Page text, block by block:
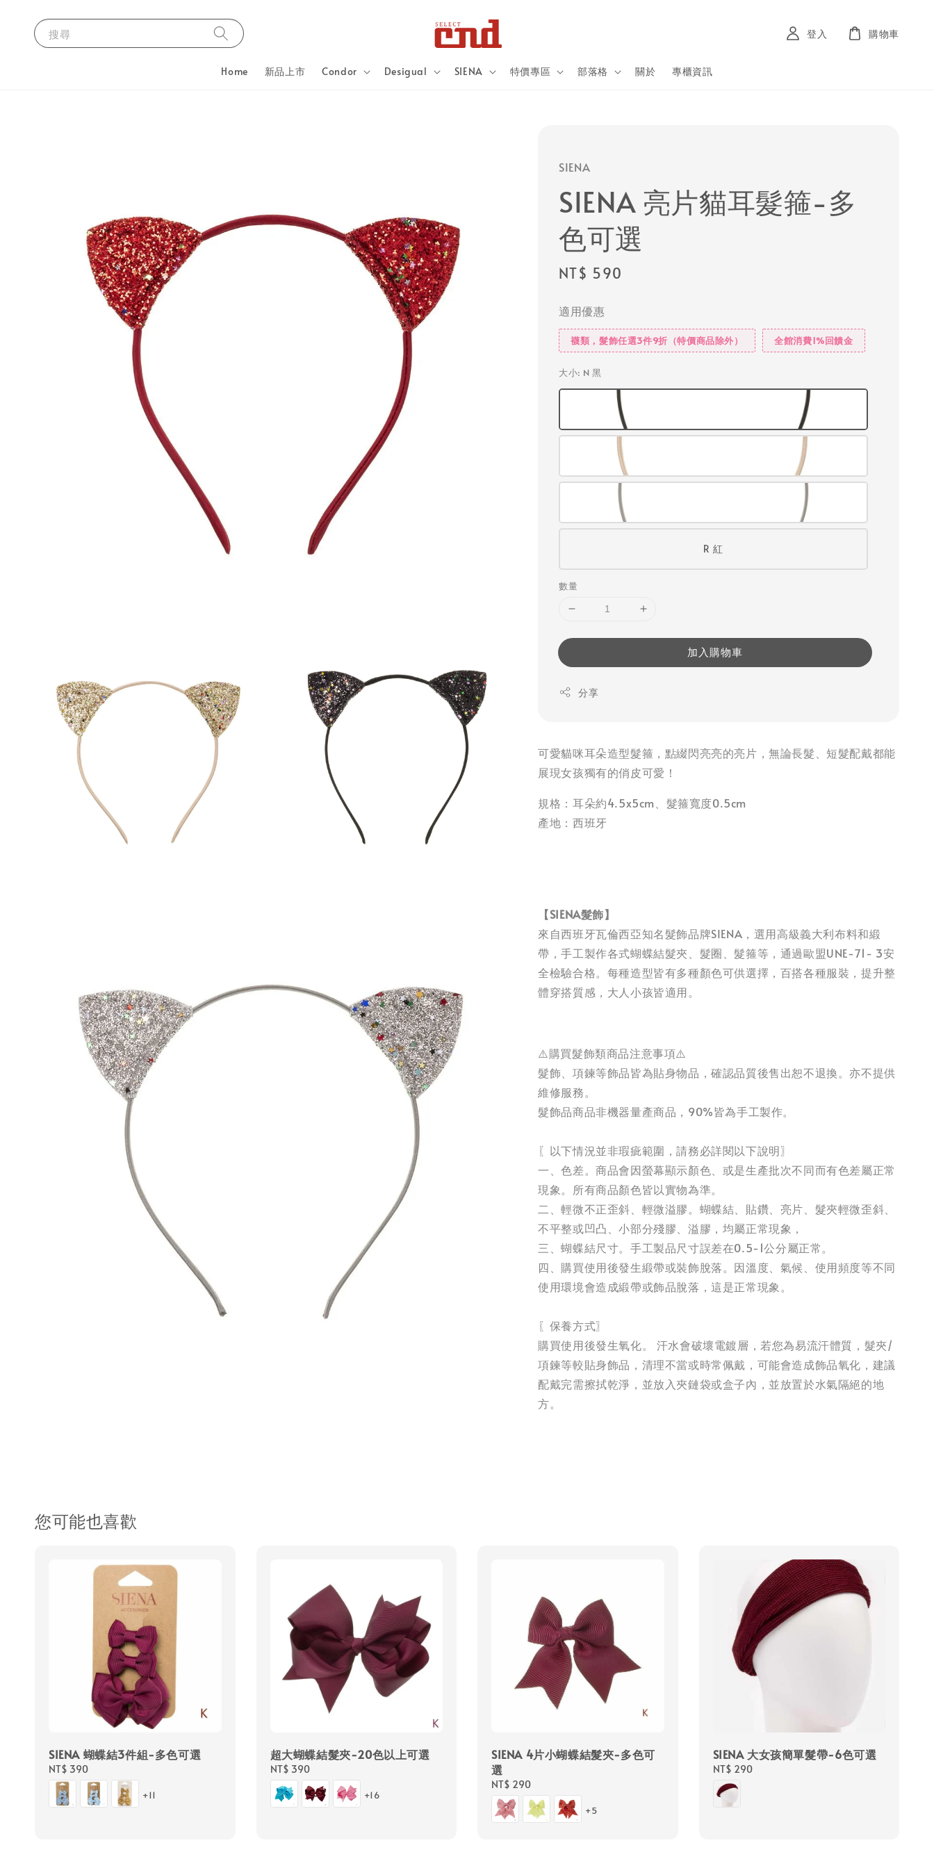
搜尋
Home 新品上市 Condor Desigual SIENA 特價專區 部落格 關於 專櫃資訊
登入 購物車
SIENA
SIENA 亮片貓耳髮箍-多
色可選
Regular
NT$ 590
適用優惠
襪類，髮飾任選3件9折（特價商品除外） 全館消費1%回饋金
大小: N 黑
R 紅
數量
加入購物車
分享
可愛貓咪耳朵造型髮箍，點綴閃亮亮的亮片，無論長髮、短髮配戴都能
展現女孩獨有的俏皮可愛！
規格：耳朵約4.5x5cm、髮箍寬度0.5cm
產地：西班牙
【SIENA髮飾】
來自西班牙瓦倫西亞知名髮飾品牌SIENA，選用高級義大利布料和緞
帶，手工製作各式蝴蝶結髮夾、髮圈、髮箍等，通過歐盟UNE-71- 3安
全檢驗合格。每種造型皆有多種顏色可供選擇，百搭各種服裝，提升整
體穿搭質感，大人小孩皆適用。
⚠️購買髮飾類商品注意事項⚠️
髮飾、項鍊等飾品皆為貼身物品，確認品質後售出恕不退換。亦不提供
維修服務。
髮飾品商品非機器量產商品，90%皆為手工製作。
〖以下情況並非瑕疵範圍，請務必詳閱以下說明〗
一、色差。商品會因螢幕顯示顏色、或是生產批次不同而有色差屬正常
現象。所有商品顏色皆以實物為準。
二、輕微不正歪斜、輕微溢膠。蝴蝶結、貼鑽、亮片、髮夾輕微歪斜、
不平整或凹凸、小部分殘膠、溢膠，均屬正常現象，
三、蝴蝶結尺寸。手工製品尺寸誤差在0.5-1公分屬正常。
四、購買使用後發生緞帶或裝飾脫落。因溫度、氣候、使用頻度等不同
使用環境會造成緞帶或飾品脫落，這是正常現象。
〖保養方式〗
購買使用後發生氧化。 汗水會破壞電鍍層，若您為易流汗體質，髮夾/
項鍊等較貼身飾品，清理不當或時常佩戴，可能會造成飾品氧化，建議
配戴完需擦拭乾淨，並放入夾鏈袋或盒子內，並放置於水氣隔絕的地
方。
您可能也喜歡
SIENA 蝴蝶結3件組-多色可選
Regular
price
NT$ 390
+11
超大蝴蝶結髮夾-20色以上可選
Regular
price
NT$ 390
+16
SIENA 4片小蝴蝶結髮夾-多色可
選
Regular
price
NT$ 290
+5
SIENA 大女孩簡單髮帶-6色可選
Regular
price
NT$ 290